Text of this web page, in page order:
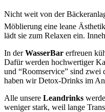
Nicht weit von der
Möblierung eine leane
lädt sie zum Relaxen ein.
In derWasserBar erfreuen
Dafür werden hochwertiger
und “Roomservice” sind zwei
haben wir Detox-Drinks im
Alle unsere Leandrinks
weniger stark, weil lange